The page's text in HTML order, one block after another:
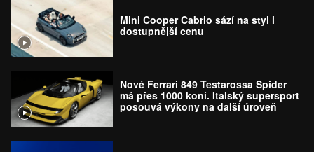
Mini Cooper Cabrio sází na styl i
dostupnější cenu
Nové Ferrari 849 Testarossa Spider
má přes 1000 koní. Italský supersport
posouvá výkony na další úroveň